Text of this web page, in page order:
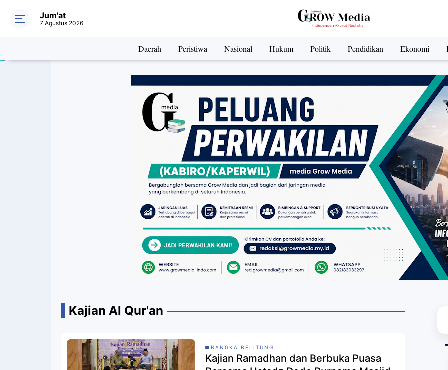
Jum'at
7 Agustus 2026
Daerah Peristiwa Nasional Hukum Politik Pendidikan Ekonomi
Kajian Al Qur'an
BANGKA BELITUNG
Kajian Ramadhan dan Berbuka Puasa